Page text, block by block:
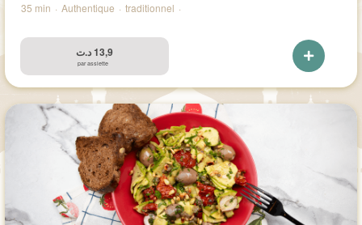
35 min · Authentique · traditionnel ·
13,9د.ت
par assiette